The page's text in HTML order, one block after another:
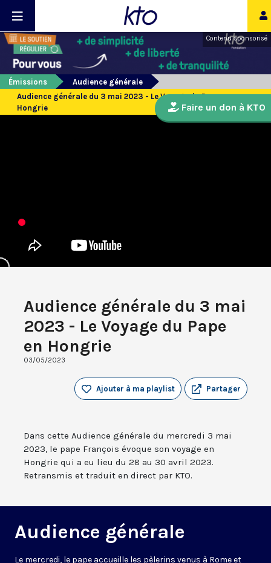
Contenu sponsorisé
Émissions
Audience générale
Audience générale du 3 mai 2023 - Le Voyage du Pape en
Hongrie
Audience générale du 3 mai
2023 - Le Voyage du Pape
en Hongrie
03/05/2023
Partager
Ajouter à ma playlist
Dans cette Audience générale du mercredi 3 mai
2023, le pape François évoque son voyage en
Hongrie qui a eu lieu du 28 au 30 avril 2023.
Retransmis et traduit en direct par KTO.
Audience générale
Le mercredi, le pape accueille les pèlerins venus à Rome et
Faire un don à KTO